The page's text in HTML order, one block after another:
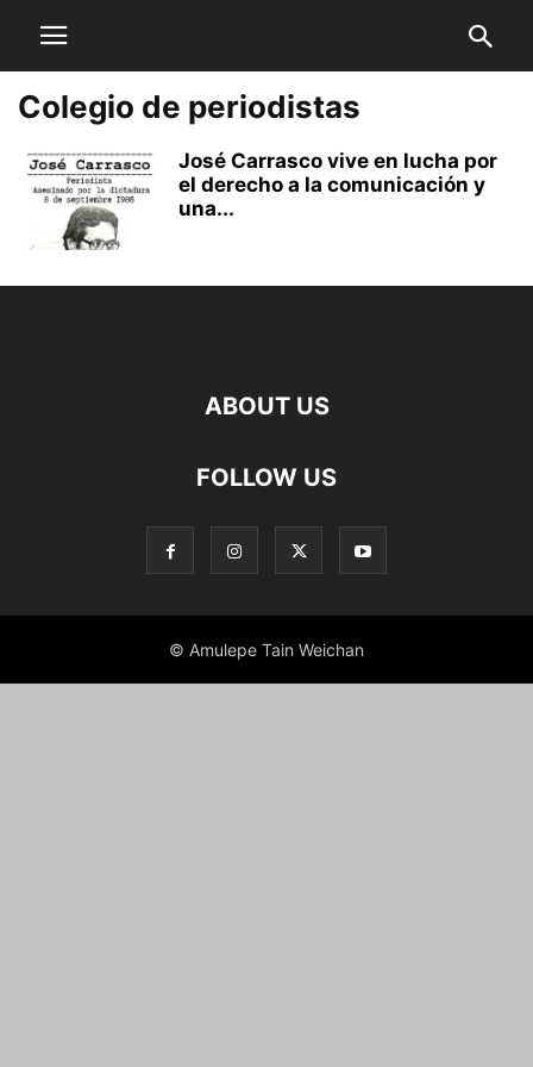
Colegio de periodistas
José Carrasco vive en lucha por
el derecho a la comunicación y
una...
ABOUT US
FOLLOW US
© Amulepe Tain Weichan